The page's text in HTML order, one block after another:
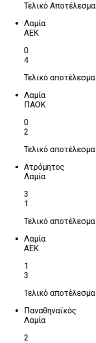
Τελικό Αποτέλεσμα
Λαμία
ΑΕΚ
0
4
Τελικό αποτέλεσμα
Λαμία
ΠΑΟΚ
0
2
Τελικό αποτέλεσμα
Ατρόμητος
Λαμία
3
1
Τελικό αποτέλεσμα
Λαμία
ΑΕΚ
1
3
Τελικό αποτέλεσμα
Παναθηναϊκός
Λαμία
2